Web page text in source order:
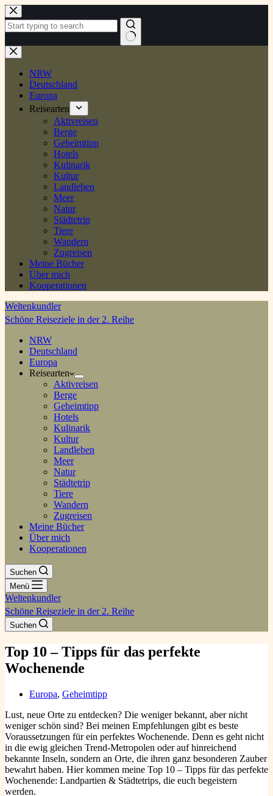
Zum
Inhalt
springen
Keine
Ergebnisse
NRW
Deutschland
Europa
Reisearten
Aktivreisen
Berge
Geheimtipp
Hotels
Kulinarik
Kultur
Landleben
Meer
Natur
Städtetrip
Tiere
Wandern
Zugreisen
Meine Bücher
Über mich
Kooperationen
Weltenkundler
Schöne Reiseziele in der 2. Reihe
NRW
Deutschland
Europa
Reisearten
Aktivreisen
Berge
Geheimtipp
Hotels
Kulinarik
Kultur
Landleben
Meer
Natur
Städtetrip
Tiere
Wandern
Zugreisen
Meine Bücher
Über mich
Kooperationen
Suchen
Menü
Weltenkundler
Schöne Reiseziele in der 2. Reihe
Suchen
Top 10 – Tipps für das perfekte
Wochenende
Europa, Geheimtipp
Lust, neue Orte zu entdecken? Die weniger bekannt, aber nicht
weniger schön sind? Bei meinen Empfehlungen gibt es beste
Voraussetzungen für ein perfektes Wochenende. Denn es geht nicht
in die ewig gleichen Trend-Metropolen oder auf hinreichend
bekannte Inseln, sondern an Orte, die ihren ganz besonderen Zauber
bewahrt haben. Hier kommen meine Top 10 – Tipps für das perfekte
Wochenende: Landpartien & Städtetrips, die euch begeistern
werden.